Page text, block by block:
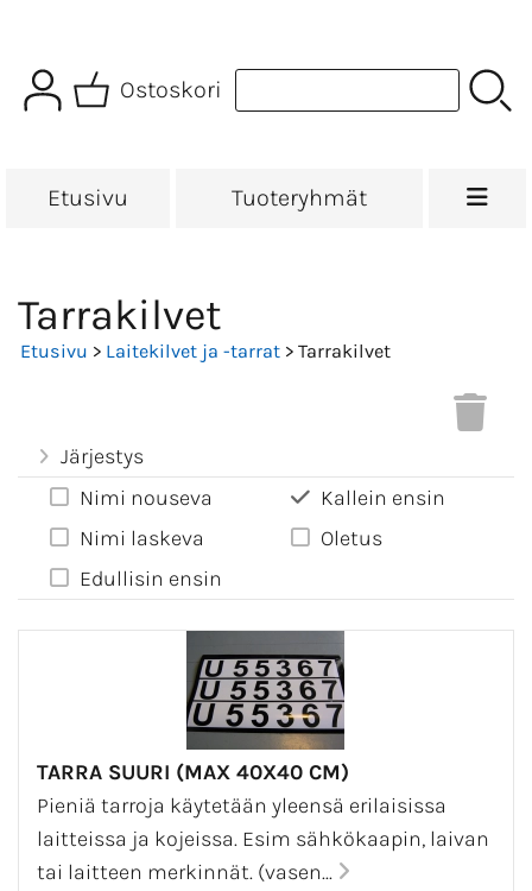
Ostoskori
Etusivu Tuoteryhmät
Tarrakilvet
Etusivu > Laitekilvet ja -tarrat > Tarrakilvet
Järjestys
Nimi nouseva
Nimi laskeva
Edullisin ensin
Kallein ensin
Oletus
TARRA SUURI (MAX 40X40 CM)
Pieniä tarroja käytetään yleensä erilaisissa
laitteissa ja kojeissa. Esim sähkökaapin, laivan
tai laitteen merkinnät. (vasen...